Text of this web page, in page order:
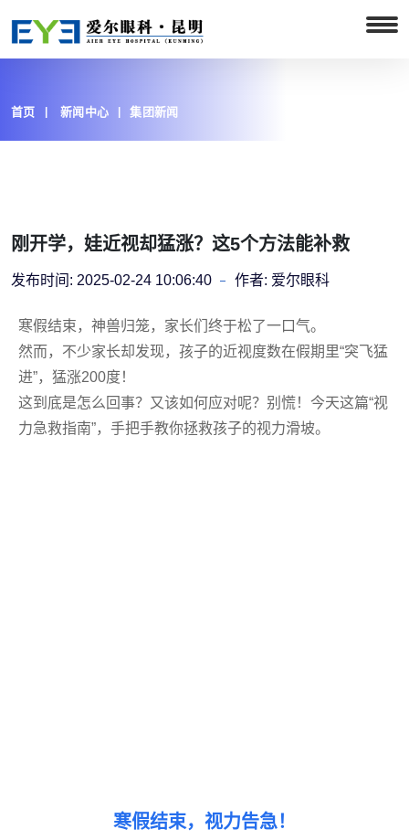
首页 新闻中心 集团新闻
刚开学，娃近视却猛涨？这5个方法能补救
发布时间: 2025-02-24 10:06:40 作者: 爱尔眼科
寒假结束，神兽归笼，家长们终于松了一口气。
然而，不少家长却发现，孩子的近视度数在假期里“突飞猛
进”，猛涨200度！
这到底是怎么回事？又该如何应对呢？别慌！今天这篇“视
力急救指南”，手把手教你拯救孩子的视力滑坡。
寒假结束，视力告急！